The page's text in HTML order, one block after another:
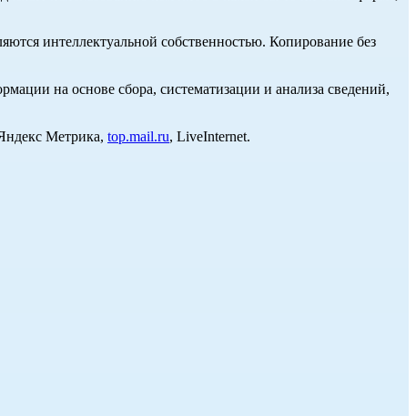
интеллектуальной собственностью. Копирование без
на основе сбора, систематизации и анализа сведений,
Метрика, top.mail.ru, LiveInternet.